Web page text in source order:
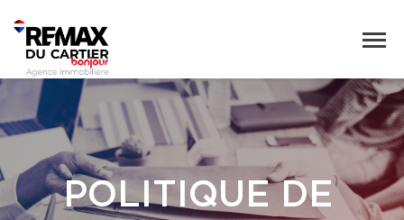
POLITIQUE DE